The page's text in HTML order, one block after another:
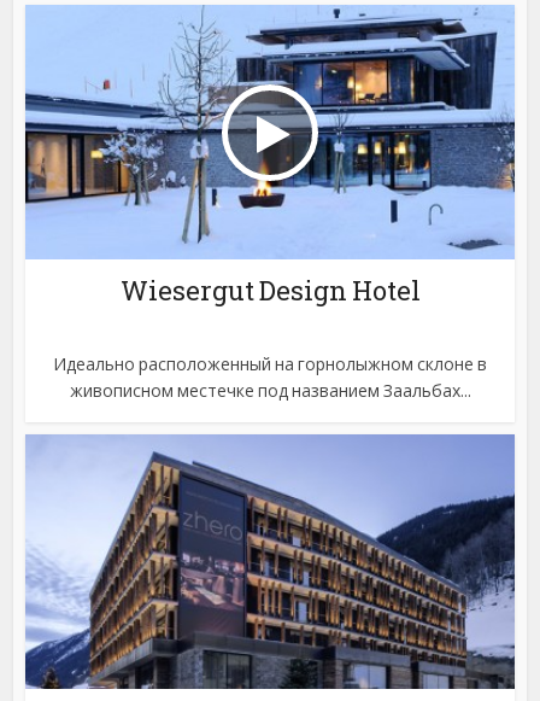
Wiesergut Design Hotel
Идеально расположенный на горнолыжном склоне в
живописном местечке под названием Заальбах...